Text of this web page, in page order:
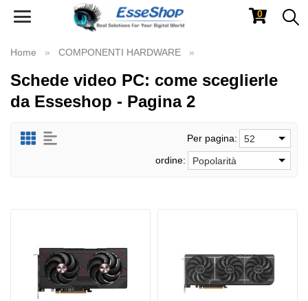
Toggle
0
Home COMPONENTI HARDWARE
Schede video PC: come sceglierle
da Esseshop - Pagina 2
Per pagina:
52
ordine:
Popolarità